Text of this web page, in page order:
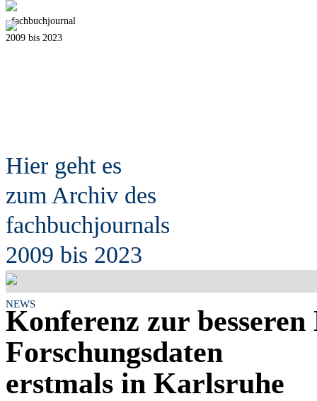
fachbuchjournal
2009 bis 2023
Hier geht es
zum Archiv des
fachbuchjournals
2009 bis 2023
NEWS
Konferenz zur
Forschungsdaten
erstmals in Karlsruhe